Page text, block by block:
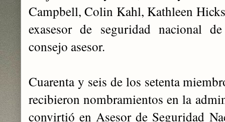
Campbell, Colin Kahl, Kathleen
exasesor de seguridad nacional
consejo asesor.
Cuarenta y seis de los setenta
recibieron nombramientos en la
convirtió en Asesor de Seguridad